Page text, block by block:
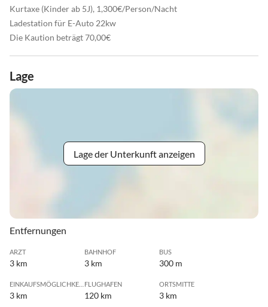
Kurtaxe (Kinder ab 5J), 1,300€/Person/Nacht
Ladestation für E-Auto 22kw
Die Kaution beträgt 70,00€
Lage
Lage der Unterkunft anzeigen
Entfernungen
ARZT
3 km
BAHNHOF
3 km
BUS
300 m
3 km
FLUGHAFEN
120 km
ORTSMITTE
3 km